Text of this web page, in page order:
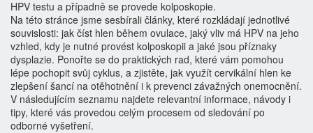
HPV testu a případně se provede kolposkopie.
Na této stránce jsme sesbírali články, které rozkládají jednotlivé
souvislosti: jak číst hlen během ovulace, jaký vliv má HPV na jeho
vzhled, kdy je nutné provést kolposkopii a jaké jsou příznaky
dysplazie. Ponořte se do praktických rad, které vám pomohou
lépe pochopit svůj cyklus, a zjistěte, jak využít cervikální hlen ke
zlepšení šancí na otěhotnění i k prevenci závažných onemocnění.
V následujícím seznamu najdete relevantní informace, návody i
tipy, které vás provedou celým procesem od sledování po
odborné vyšetření.